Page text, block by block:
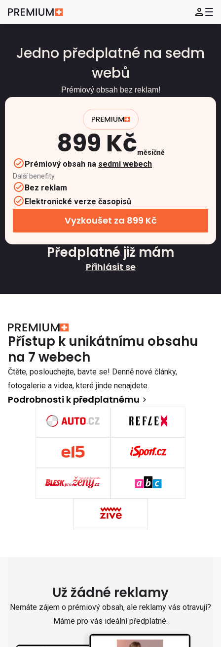
Jedno předplatné na sedm
webů
Prémiový obsah bez reklam!
899 Kčměsíčně
Prémiový obsah na sedmi webech
Další benefity
Bez reklam
Elektronické verze časopisů
Vyzkoušet za 899 Kč
Předplatné již mám
Přihlásit se
Přístup k unikátnímu obsahu
na 7 webech
Čtěte, poslouchejte, bavte se! Denně nové články,
fotogalerie a videa, které jinde nenajdete.
Podrobnosti k předplatnému
Už žádné reklamy
Nemáte zájem o prémiový obsah, ale reklamy vás otravují?
Máme pro vás ideální předplatné.